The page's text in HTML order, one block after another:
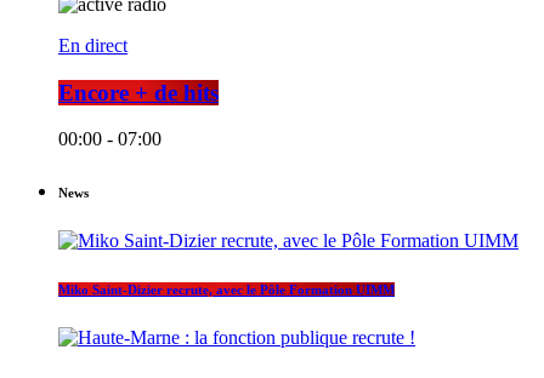
En direct
Encore + de hits
00:00 - 07:00
News
Miko Saint-Dizier recrute, avec le Pôle Formation UIMM